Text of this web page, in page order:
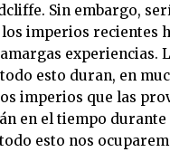
Sin embargo,
imperios recientes
experiencias.
esto duran, en
imperios que las
en el tiempo durante
esto nos